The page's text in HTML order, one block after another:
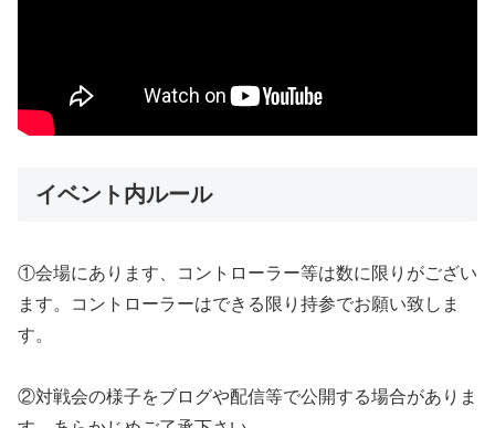
イベント内ルール
①会場にあります、コントローラー等は数に限りがござい
ます。コントローラーはできる限り持参でお願い致しま
す。
②対戦会の様子をブログや配信等で公開する場合がありま